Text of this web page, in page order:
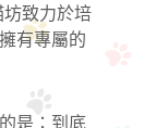
坊致力於培
有專屬的
是：到底